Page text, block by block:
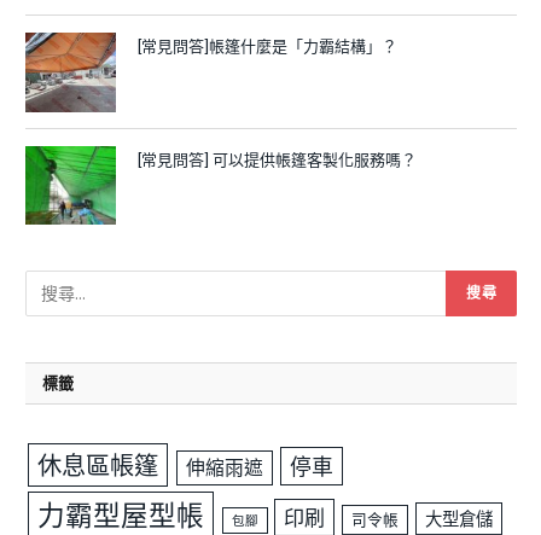
[常見問答]帳篷什麼是「力霸結構」？
[常見問答] 可以提供帳篷客製化服務嗎？
標籤
休息區帳篷 伸縮雨遮 停車
力霸型屋型帳 包腳 印刷 司令帳 大型倉儲